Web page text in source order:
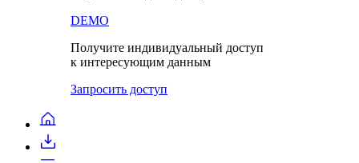
в публичном демо-доступе